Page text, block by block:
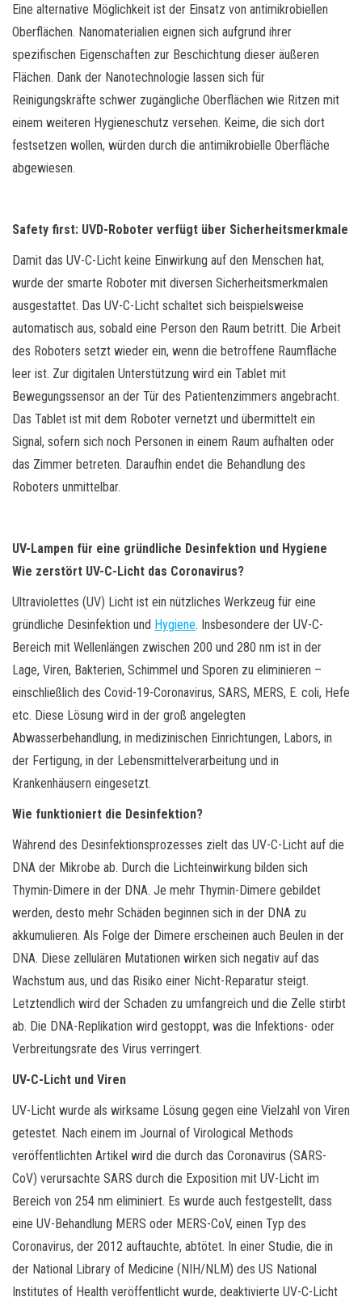
Eine alternative Möglichkeit ist der Einsatz von antimikrobiellen
Oberflächen. Nanomaterialien eignen sich aufgrund ihrer
spezifischen Eigenschaften zur Beschichtung dieser äußeren
Flächen. Dank der Nanotechnologie lassen sich für
Reinigungskräfte schwer zugängliche Oberflächen wie Ritzen mit
einem weiteren Hygieneschutz versehen. Keime, die sich dort
festsetzen wollen, würden durch die antimikrobielle Oberfläche
abgewiesen.
Safety first: UVD-Roboter verfügt über Sicherheitsmerkmale
Damit das UV-C-Licht keine Einwirkung auf den Menschen hat,
wurde der smarte Roboter mit diversen Sicherheitsmerkmalen
ausgestattet. Das UV-C-Licht schaltet sich beispielsweise
automatisch aus, sobald eine Person den Raum betritt. Die Arbeit
des Roboters setzt wieder ein, wenn die betroffene Raumfläche
leer ist. Zur digitalen Unterstützung wird ein Tablet mit
Bewegungssensor an der Tür des Patientenzimmers angebracht.
Das Tablet ist mit dem Roboter vernetzt und übermittelt ein
Signal, sofern sich noch Personen in einem Raum aufhalten oder
das Zimmer betreten. Daraufhin endet die Behandlung des
Roboters unmittelbar.
UV-Lampen für eine gründliche Desinfektion und Hygiene
Wie zerstört UV-C-Licht das Coronavirus?
Ultraviolettes (UV) Licht ist ein nützliches Werkzeug für eine
gründliche Desinfektion und Hygiene. Insbesondere der UV-C-
Bereich mit Wellenlängen zwischen 200 und 280 nm ist in der
Lage, Viren, Bakterien, Schimmel und Sporen zu eliminieren –
einschließlich des Covid-19-Coronavirus, SARS, MERS, E. coli, Hefe
etc. Diese Lösung wird in der groß angelegten
Abwasserbehandlung, in medizinischen Einrichtungen, Labors, in
der Fertigung, in der Lebensmittelverarbeitung und in
Krankenhäusern eingesetzt.
Wie funktioniert die Desinfektion?
Während des Desinfektionsprozesses zielt das UV-C-Licht auf die
DNA der Mikrobe ab. Durch die Lichteinwirkung bilden sich
Thymin-Dimere in der DNA. Je mehr Thymin-Dimere gebildet
werden, desto mehr Schäden beginnen sich in der DNA zu
akkumulieren. Als Folge der Dimere erscheinen auch Beulen in der
DNA. Diese zellulären Mutationen wirken sich negativ auf das
Wachstum aus, und das Risiko einer Nicht-Reparatur steigt.
Letztendlich wird der Schaden zu umfangreich und die Zelle stirbt
ab. Die DNA-Replikation wird gestoppt, was die Infektions- oder
Verbreitungsrate des Virus verringert.
UV-C-Licht und Viren
UV-Licht wurde als wirksame Lösung gegen eine Vielzahl von Viren
getestet. Nach einem im Journal of Virological Methods
veröffentlichten Artikel wird die durch das Coronavirus (SARS-
CoV) verursachte SARS durch die Exposition mit UV-Licht im
Bereich von 254 nm eliminiert. Es wurde auch festgestellt, dass
eine UV-Behandlung MERS oder MERS-CoV, einen Typ des
Coronavirus, der 2012 auftauchte, abtötet. In einer Studie, die in
der National Library of Medicine (NIH/NLM) des US National
Institutes of Health veröffentlicht wurde, deaktivierte UV-C-Licht